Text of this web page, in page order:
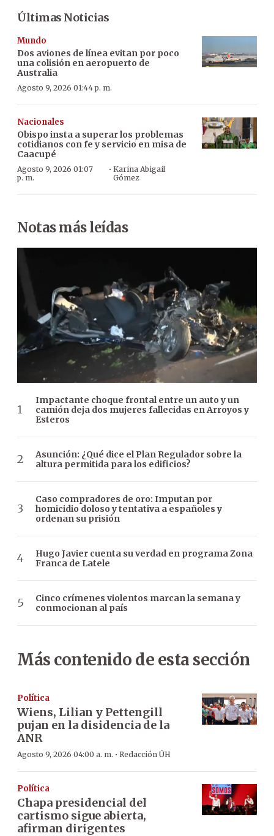
Últimas Noticias
Mundo
Dos aviones de línea evitan por poco
una colisión en aeropuerto de
Australia
Agosto 9, 2026 01:44 p. m.
Nacionales
Obispo insta a superar los problemas
cotidianos con fe y servicio en misa de
Caacupé
Agosto 9, 2026 01:07
p. m.
·Karina Abigail
Gómez
Notas más leídas
Impactante choque frontal entre un auto y un
camión deja dos mujeres fallecidas en Arroyos y
Esteros
Asunción: ¿Qué dice el Plan Regulador sobre la
altura permitida para los edificios?
Caso compradores de oro: Imputan por
homicidio doloso y tentativa a españoles y
ordenan su prisión
Hugo Javier cuenta su verdad en programa Zona
Franca de Latele
Cinco crímenes violentos marcan la semana y
conmocionan al país
Más contenido de esta sección
Política
Wiens, Lilian y Pettengill
pujan en la disidencia de la
ANR
Agosto 9, 2026 04:00 a. m. · Redacción ÚH
Política
Chapa presidencial del
cartismo sigue abierta,
afirman dirigentes